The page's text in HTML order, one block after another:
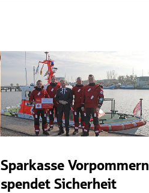
Sparkasse Vorpommern
spendet Sicherheit